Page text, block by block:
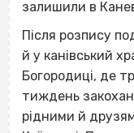
залишили в
Після розпису
й у канівський
Богородиці, де
тиждень
рідними й